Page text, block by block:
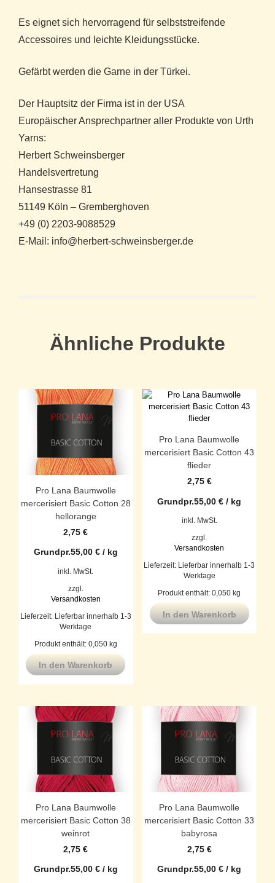
Es eignet sich hervorragend für selbststreifende
Accessoires und leichte Kleidungsstücke.
Gefärbt werden die Garne in der Türkei.
Der Hauptsitz der Firma ist in der USA
Europäischer Ansprechpartner aller Produkte von Urth
Yarns:
Herbert Schweinsberger
Handelsvertretung
Hansestrasse 81
51149 Köln – Gremberghoven
+49 (0) 2203-9088529
E-Mail: info@herbert-schweinsberger.de
Ähnliche Produkte
Pro Lana Baumwolle
mercerisiert Basic Cotton 28
hellorange
2,75€
Grundpr.55,00 €/ kg
inkl. MwSt.
zzgl.
Versandkosten
Lieferzeit: Lieferbar innerhalb 1-3
Werktage
Produkt enthält: 0,050 kg
In den Warenkorb
Pro Lana Baumwolle
mercerisiert Basic Cotton 43
flieder
2,75 €
Grundpr.55,00€ / kg
inkl. MwSt.
zzgl.
Versandkosten
Lieferzeit:
Lieferbar innerhalb 1-3
Werktage
Produkt enthält: 0,050 kg
In den Warenkorb
Pro Lana Baumwolle
mercerisiert Basic Cotton 38
weinrot
2,75€
Grundpr.55,00 €/ kg
Pro Lana Baumwolle
mercerisiert Basic Cotton 33
babyrosa
2,75 €
Grundpr.55,00€ / kg